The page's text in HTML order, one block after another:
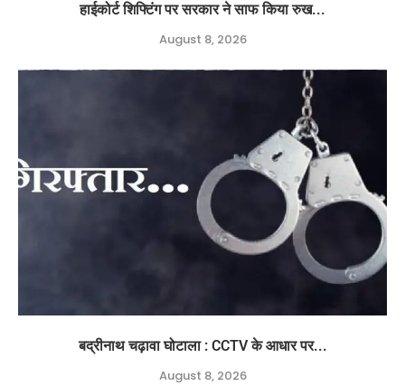
हाईकोर्ट शिफ्टिंग पर सरकार ने साफ किया रुख...
August 8, 2026
बद्रीनाथ चढ़ावा घोटाला : CCTV के आधार पर...
August 8, 2026